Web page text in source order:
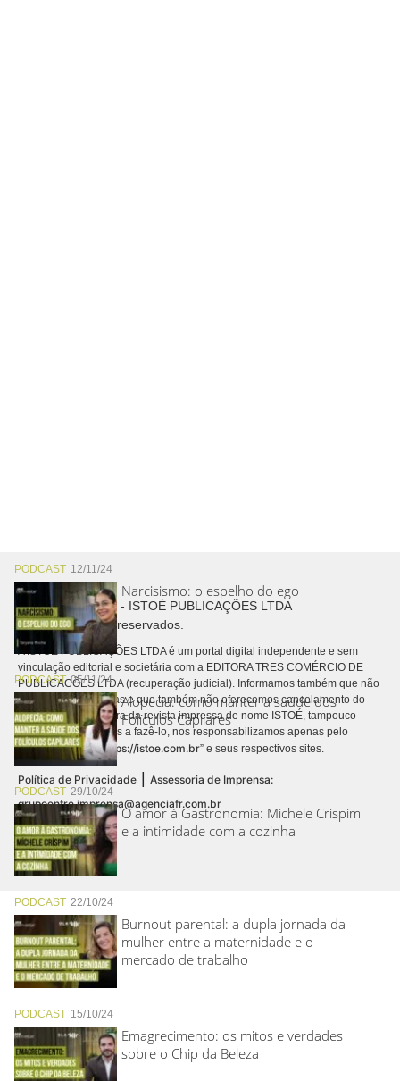
PODCAST 12/11/24
Narcisismo: o espelho do ego
PODCAST05/11/24
Alopecia: como manter a saúde dos
Folículos Capilares
PODCAST 29/10/24
O amor à Gastronomia: Michele Crispim
e a intimidade com a cozinha
PODCAST 22/10/24
Burnout parental: a dupla jornada da
mulher entre a maternidade e o
mercado de trabalho
PODCAST 15/10/24
Emagrecimento: os mitos e verdades
sobre o Chip da Beleza
Copyright © 2026 - ISTOÉ PUBLICAÇÕES LTDA
Todos os direitos reservados.
A ISTOÉ PUBLICAÇÕES LTDA é um portal digital independente e sem
vinculação editorial e societária com a EDITORA TRES COMÉRCIO DE
PUBLICACÕES LTDA (recuperação judicial). Informamos também que não
realizamos cobranças e que também não oferecemos cancelamento do
contrato de assinatura da revista impressa de nome ISTOÉ, tampouco
autorizamos terceiros a fazê-lo, nos responsabilizamos apenas pelo
conteúdo digital “https://istoe.com.br” e seus respectivos sites.
Política de Privacidade | Assessoria de Imprensa:
grupoentre.imprensa@agenciafr.com.br